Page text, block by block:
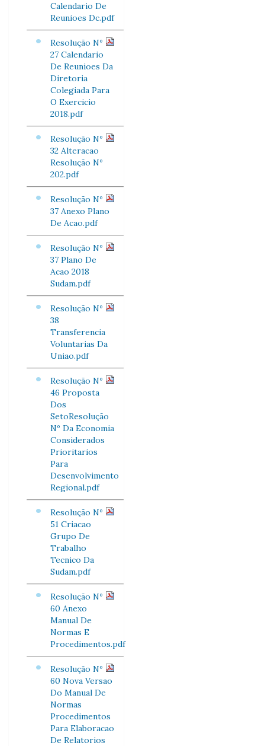
Calendario De
Reunioes Dc.pdf
Resolução Nº
27 Calendario
De Reunioes Da
Diretoria
Colegiada Para
O Exercicio
2018.pdf
Resolução Nº
32 Alteracao
Resolução Nº
202.pdf
Resolução Nº
37 Anexo Plano
De Acao.pdf
Resolução Nº
37 Plano De
Acao 2018
Sudam.pdf
Resolução Nº
38
Transferencia
Voluntarias Da
Uniao.pdf
Resolução Nº
46 Proposta
Dos
SetoResolução
Nº Da Economia
Considerados
Prioritarios
Para
Desenvolvimento
Regional.pdf
Resolução Nº
51 Criacao
Grupo De
Trabalho
Tecnico Da
Sudam.pdf
Resolução Nº
60 Anexo
Manual De
Normas E
Procedimentos.pdf
Resolução Nº
60 Nova Versao
Do Manual De
Normas
Procedimentos
Para Elaboracao
De Relatorios